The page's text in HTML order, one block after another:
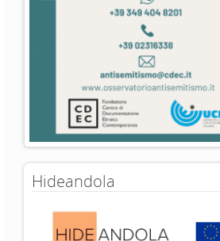
Hideandola